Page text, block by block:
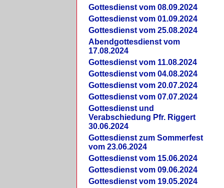
Gottesdienst vom 08.09.2024
Gottesdienst vom 01.09.2024
Gottesdienst vom 25.08.2024
Abendgottesdienst vom
17.08.2024
Gottesdienst vom 11.08.2024
Gottesdienst vom 04.08.2024
Gottesdienst vom 20.07.2024
Gottesdienst vom 07.07.2024
Gottesdienst und
Verabschiedung Pfr. Riggert
30.06.2024
Gottesdienst zum Sommerfest
vom 23.06.2024
Gottesdienst vom 15.06.2024
Gottesdienst vom 09.06.2024
Gottesdienst vom 19.05.2024